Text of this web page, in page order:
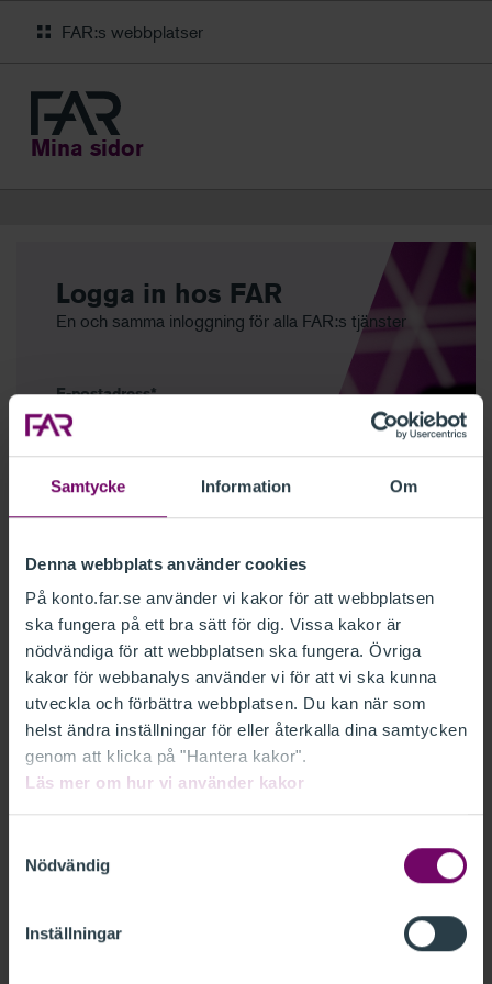
Samtycke Information Om
Denna webbplats använder cookies
På konto.far.se använder vi kakor för att webbplatsen
ska fungera på ett bra sätt för dig. Vissa kakor är
nödvändiga för att webbplatsen ska fungera. Övriga
kakor för webbanalys använder vi för att vi ska kunna
utveckla och förbättra webbplatsen. Du kan när som
helst ändra inställningar för eller återkalla dina samtycken
genom att klicka på "Hantera kakor".
Läs mer om hur vi använder kakor
Nödvändig
Inställningar
FAR:s webbplatser
Mina sidor
Logga in hos FAR
En och samma inloggning för alla FAR:s tjänster
E-postadress
Lösenord
Glömt lösenord?
Kom ihåg mig
LOGGA IN
Som ny kund behöver du skapa en inloggning. Det
Medlem i FAR